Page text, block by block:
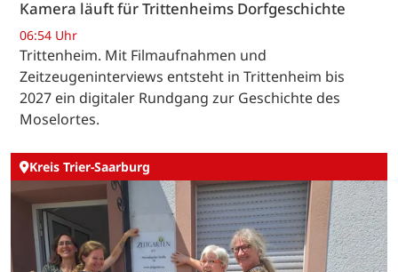
Kamera läuft für Trittenheims Dorfgeschichte
06:54 Uhr
Trittenheim. Mit Filmaufnahmen und
Zeitzeugeninterviews entsteht in Trittenheim bis
2027 ein digitaler Rundgang zur Geschichte des
Moselortes.
Kreis Trier-Saarburg